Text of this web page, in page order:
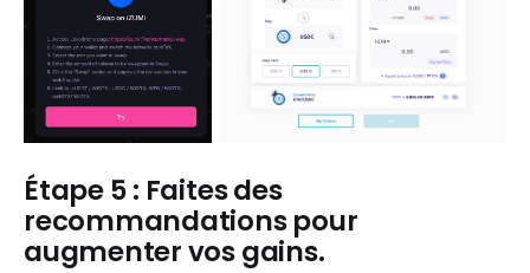
Étape 5 : Faites des
recommandations pour
augmenter vos gains.